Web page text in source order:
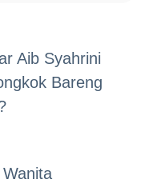
Aib Syahrini
Bareng